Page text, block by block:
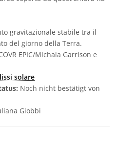
gravitazionale stabile tra il
del giorno della Terra.
EPIC/Michala Garrison e
solare
Noch nicht bestätigt von
Giobbi